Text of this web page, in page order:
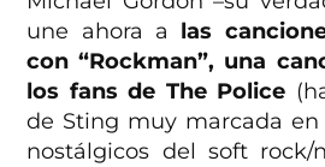
une ahora a las
con “Rockman”, una
los fans de The Police
de Sting muy marcada
nostálgicos del soft